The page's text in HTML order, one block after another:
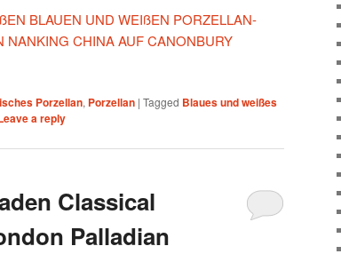
BLAUEN UND WEIßEN PORZELLAN-
NANKING CHINA AUF CANONBURY
Porzellan, Porzellan | Tagged Blaues und weißes
a reply
Classical
Palladian